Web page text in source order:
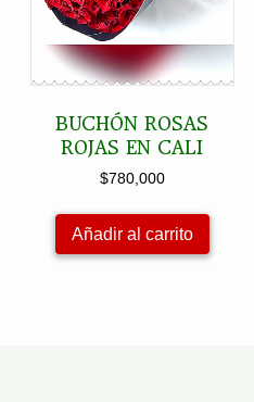
BUCHÓN ROSAS
ROJAS EN CALI
$780,000
Añadir al carrito